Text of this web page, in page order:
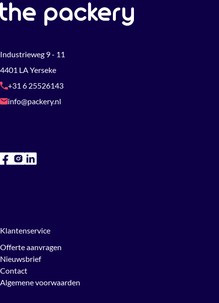
Industrieweg 9 - 11
4401 LA Yerseke
+31 6 25526143
info@packery.nl
Klantenservice
Offerte aanvragen
Nieuwsbrief
Contact
Algemene voorwaarden